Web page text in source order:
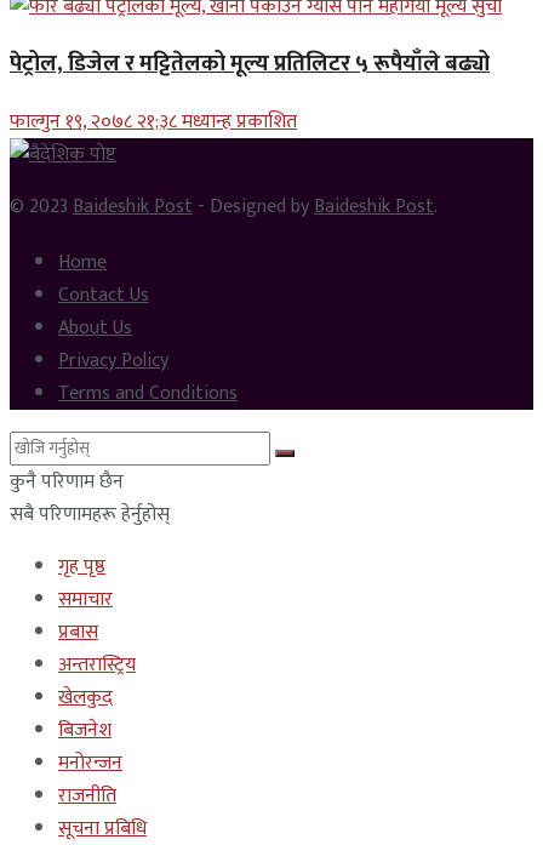
पेट्रोल, डिजेल र मट्टितेलको मूल्य प्रतिलिटर ५ रूपैयाँले बढ्यो
फाल्गुन १९, २०७८ २१;३८ मध्यान्ह प्रकाशित
© 2023Baideshik Post- Designed byBaideshik Post.
Home
Contact Us
About Us
Privacy Policy
Terms and Conditions
कुनै परिणाम छैन
सबै परिणामहरू हेर्नुहोस्
गृह पृष्ठ
समाचार
प्रबास
अन्तरास्ट्रिय
खेलकुद
बिजनेश
मनोरन्जन
राजनीति
सूचना प्रबिधि